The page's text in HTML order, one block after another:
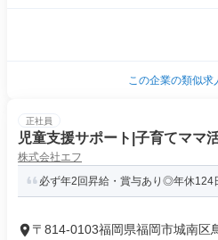
この企業の類似求
正社員
児童支援サポート|子育てママ
株式会社エフ
必ず年2回昇給・賞与あり◎年休124
〒814-0103福岡県福岡市城南区